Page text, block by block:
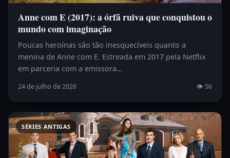
Anne com E (2017): a órfã ruiva que conquistou o
mundo com imaginação
Poucas heroínas são tão inesquecíveis quanto a
menina de Anne com E. Estreada em 2017 pela Netflix
em parceria com a emissora…
24 de julho de 2026 👁 56
SÉRIES ANTIGAS